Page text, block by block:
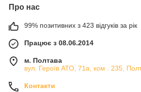
Про нас
99% позитивних з 423 відгуків за рік
Працює з 08.06.2014
м. Полтава
вул. Героїв АТО, 71а, ком . 235,
Контакти